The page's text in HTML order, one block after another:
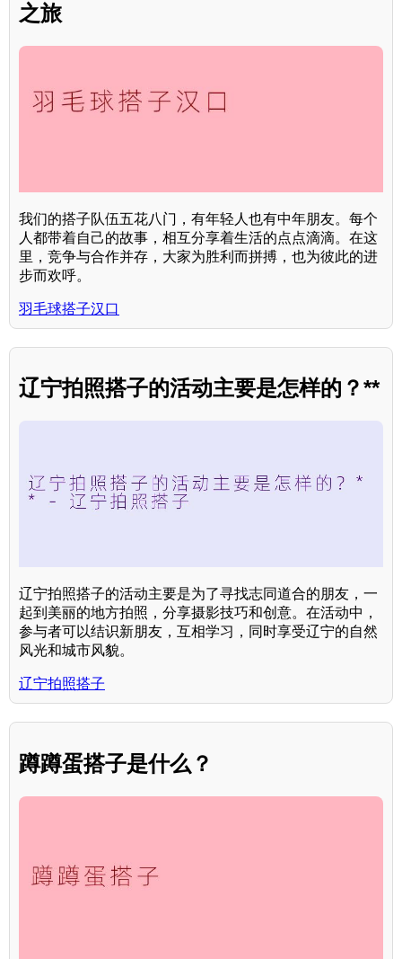
之旅
我们的搭子队伍五花八门，有年轻人也有中年朋友。每个
人都带着自己的故事，相互分享着生活的点点滴滴。在这
里，竞争与合作并存，大家为胜利而拼搏，也为彼此的进
步而欢呼。
羽毛球搭子汉口
辽宁拍照搭子的活动主要是怎样的？**
辽宁拍照搭子的活动主要是为了寻找志同道合的朋友，一
起到美丽的地方拍照，分享摄影技巧和创意。在活动中，
参与者可以结识新朋友，互相学习，同时享受辽宁的自然
风光和城市风貌。
辽宁拍照搭子
蹲蹲蛋搭子是什么？